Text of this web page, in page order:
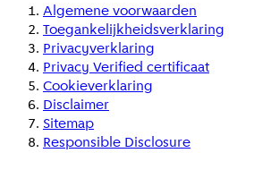
Algemene voorwaarden
Toegankelijkheidsverklaring
Privacyverklaring
Privacy Verified certificaat
Cookieverklaring
Disclaimer
Sitemap
Responsible Disclosure